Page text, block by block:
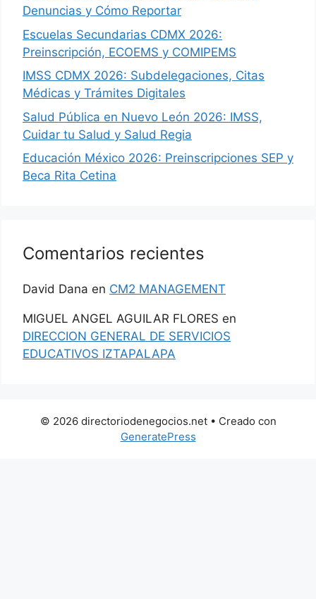
Denuncias y Cómo Reportar
Escuelas Secundarias CDMX 2026:
Preinscripción, ECOEMS y COMIPEMS
IMSS CDMX 2026: Subdelegaciones, Citas
Médicas y Trámites Digitales
Salud Pública en Nuevo León 2026: IMSS,
Cuidar tu Salud y Salud Regia
Educación México 2026: Preinscripciones SEP y
Beca Rita Cetina
Comentarios recientes
David Dana en CM2 MANAGEMENT
MIGUEL ANGEL AGUILAR FLORES en
DIRECCION GENERAL DE SERVICIOS
EDUCATIVOS IZTAPALAPA
© 2026 directoriodenegocios.net• Creado con
GeneratePress